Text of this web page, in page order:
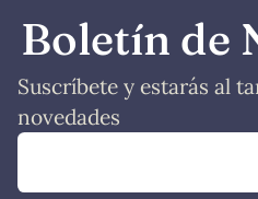
Boletín de
Suscríbete y estarás al
novedades